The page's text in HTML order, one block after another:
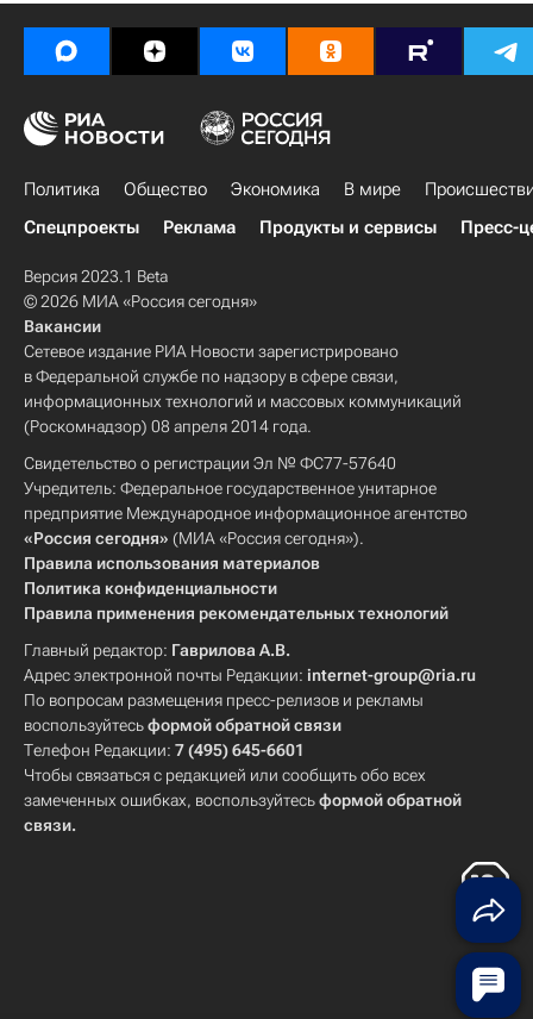
Политика Общество Экономика В мире
Спецпроекты
Реклама Продукты и сервисы Пресс-
Версия 2023.1 Beta
© 2026 МИА «Россия сегодня»
Вакансии
Сетевое издание РИА Новости зарегистрировано
в Федеральной службе по надзору в сфере связи,
информационных технологий и массовых коммуникаций
(Роскомнадзор) 08 апреля 2014 года.
Свидетельство о регистрации Эл № ФС77-57640
Учредитель: Федеральное государственное унитарное
предприятие Международное информационное агентство
«Россия сегодня» (МИА «Россия сегодня»).
Правила использования материалов
Политика конфиденциальности
Правила применения рекомендательных технологий
Главный редактор: Гаврилова А.В.
Адрес электронной почты Редакции: internet-group@ria.ru
По вопросам размещения пресс-релизов и рекламы
воспользуйтесьформой обратной связи
Телефон Редакции: 7 (495) 645-6601
Чтобы связаться с редакцией или сообщить обо всех
замеченных ошибках, воспользуйтесьформой обратной
связи.